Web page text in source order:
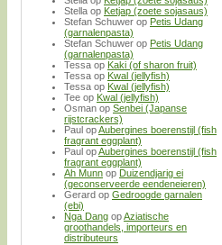
Stella op Ketjap (zoete sojasaus)
Stefan Schuwer op Petis Udang
(garnalenpasta)
Stefan Schuwer op Petis Udang
(garnalenpasta)
Tessa op Kaki (of sharon fruit)
Tessa op Kwal (jellyfish)
Tessa op Kwal (jellyfish)
Tee op Kwal (jellyfish)
Osman op Senbei (Japanse
rijstcrackers)
Paul opAubergines boerenstijl (fish
fragrant eggplant)
Paul opAubergines boerenstijl (fish
fragrant eggplant)
Ah Munn op Duizendjarig ei
(geconserveerde eendeneieren)
Gerard op Gedroogde garnalen
(ebi)
Nga Dang opAziatische
groothandels, importeurs en
distributeurs